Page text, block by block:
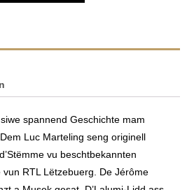
spannend Geschichte mam
Luc Marteling seng originell
vu beschtbekannten
RTL Lëtzebuerg. De Jérôme